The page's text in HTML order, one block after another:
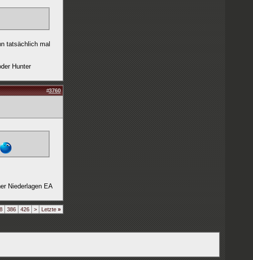
tatsächlich mal
Hunter
#3760
Niederlagen EA
386 426 > Letzte »